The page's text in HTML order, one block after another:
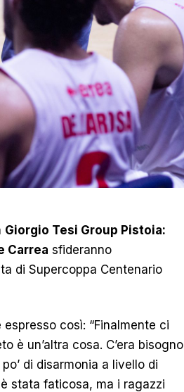
Giorgio Tesi Group Pistoia:
Carrea sfideranno
di Supercoppa Centenario
così: “Finalmente ci
è un’altra cosa. C’era bisogno
di disarmonia a livello di
stata faticosa, ma i ragazzi